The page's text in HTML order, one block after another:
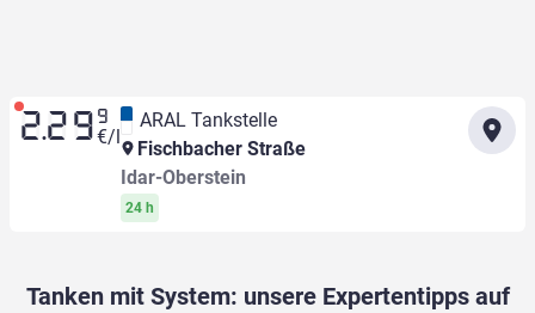
2.29 9
€/l
ARAL Tankstelle
Fischbacher Straße
Idar-Oberstein
24 h
Tanken mit System: unsere Expertentipps auf